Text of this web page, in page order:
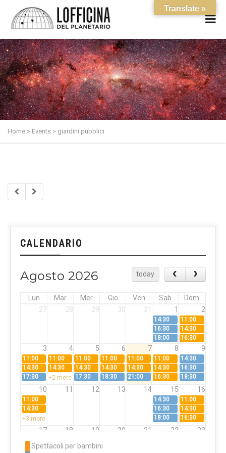
Home > Events > giardini pubblici
CALENDARIO
Agosto 2026 today
Lun Mar Mer Gio Ven Sab
Dom
27
28 29 30 31 1 2
14:30
11:00
16:30
14:30
18:00
16:30
3 4 5 6 7 8 9
11:00 11:00 11:00 11:00 11:00 11:00
14:30
14:30
14:30 14:30 14:30 14:30 14:30
16:30
17:30
+2 more 17:30 18:30 21:00 16:30 18:30
10 11 12 13 14 15 16
11:00 14:30
11:00
14:30
16:30
14:30
+3 more
18:00 16:30
17 18 19 20 21 22 23
11:00
14:30
14:30 14:30 14:30
Spettacoli per bambini
Translate »